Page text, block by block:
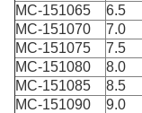
MC-151065
6.5
MC-151070
7.0
MC-151075
7.5
MC-151080
8.0
MC-151085
8.5
MC-151090
9.0